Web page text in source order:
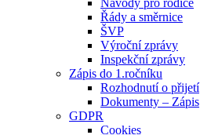
Návody pro rodiče
Řády a směrnice
ŠVP
Výroční zprávy
Inspekční zprávy
Zápis do 1.ročníku
Rozhodnutí o přijetí
Dokumenty – Zápis
GDPR
Cookies